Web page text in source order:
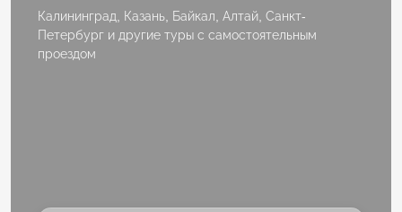
Калининград, Казань, Байкал, Алтай, Санкт-
Петербург и другие туры с самостоятельным
проездом